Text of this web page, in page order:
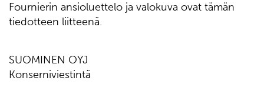
Fournierin ansioluettelo ja valokuva ovat tämän
tiedotteen liitteenä.
SUOMINEN OYJ
Konserniviestintä